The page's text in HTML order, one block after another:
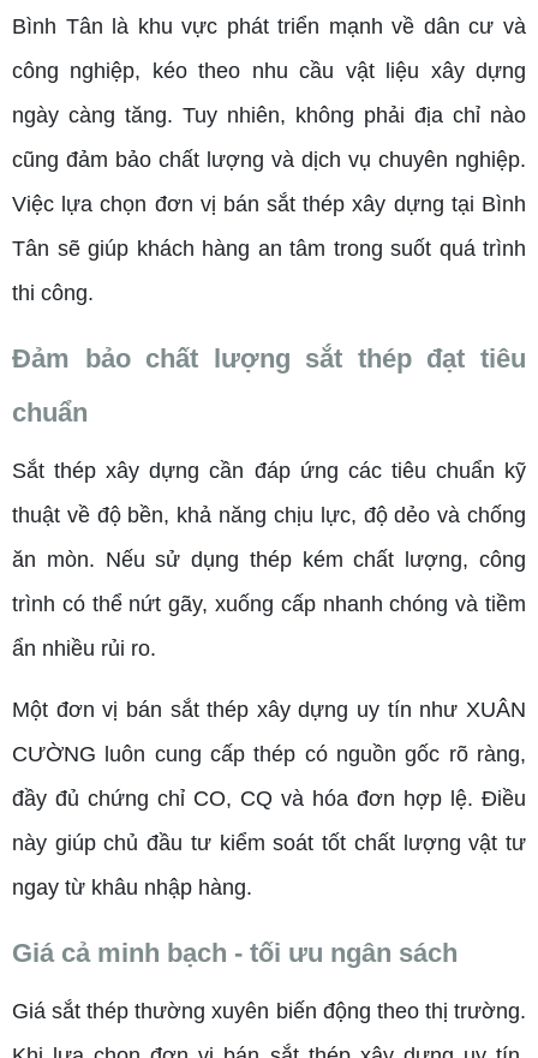
Bình Tân là khu vực phát triển mạnh về dân cư và
công nghiệp, kéo theo nhu cầu vật liệu xây dựng
ngày càng tăng. Tuy nhiên, không phải địa chỉ nào
cũng đảm bảo chất lượng và dịch vụ chuyên nghiệp.
Việc lựa chọn đơn vị bán sắt thép xây dựng tại Bình
Tân sẽ giúp khách hàng an tâm trong suốt quá trình
thi công.
Đảm bảo chất lượng sắt thép đạt tiêu
chuẩn
Sắt thép xây dựng cần đáp ứng các tiêu chuẩn kỹ
thuật về độ bền, khả năng chịu lực, độ dẻo và chống
ăn mòn. Nếu sử dụng thép kém chất lượng, công
trình có thể nứt gãy, xuống cấp nhanh chóng và tiềm
ẩn nhiều rủi ro.
Một đơn vị bán sắt thép xây dựng uy tín như XUÂN
CƯỜNG luôn cung cấp thép có nguồn gốc rõ ràng,
đầy đủ chứng chỉ CO, CQ và hóa đơn hợp lệ. Điều
này giúp chủ đầu tư kiểm soát tốt chất lượng vật tư
ngay từ khâu nhập hàng.
Giá cả minh bạch - tối ưu ngân sách
Giá sắt thép thường xuyên biến động theo thị trường.